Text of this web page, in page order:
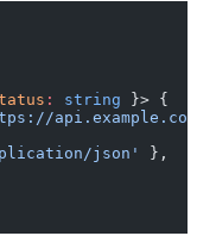
: string }> {
json'
},